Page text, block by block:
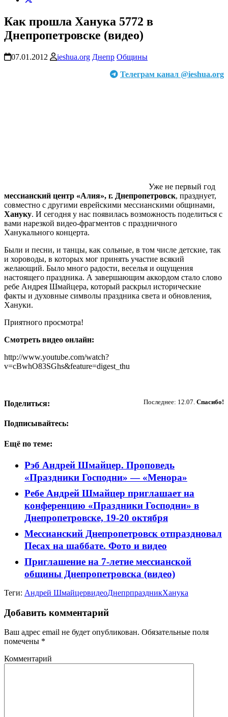
Как прошла Ханука 5772 в
Днепропетровске (видео)
07.01.2012 ieshua.org Днепр Общины
Телеграм канал @ieshua.org
Уже не первый год
мессианский центр «Алия», г. Днепропетровск, празднует,
совместно с другими еврейскими мессианскими общинами,
Хануку. И сегодня у нас появилась возможность поделиться с
вами нарезкой видео-фрагментов с праздничного
Ханукального концерта.
Были и песни, и танцы, как сольные, в том числе детские, так
и хороводы, в которых мог принять участие всякий
желающий. Было много радости, веселья и ощущения
настоящего праздника. А завершающим аккордом стало слово
ребе Андрея Шмайцера, который раскрыл исторические
факты и духовные символы праздника света и обновления,
Хануки.
Приятного просмотра!
Смотреть видео онлайн:
http://www.youtube.com/watch?
v=cBwhO83SGhs&feature=digest_thu
Последнее: 12.07. Спасибо!
Поделиться:
Подписывайтесь:
Ещё по теме:
Рэб Андрей Шмайцер. Проповедь
«Праздники Господни» — «Менора»
Ребе Андрей Шмайцер приглашает на
конференцию «Праздники Господни» в
Днепропетровске, 19-20 октября
Мессианский Днепропетровск отпраздновал
Песах на шаббате. Фото и видео
Приглашение на 7-летие мессианской
общины Днепропетровска (видео)
Теги: Андрей ШмайцервидеоДнепрпраздникХанука
Добавить комментарий
Ваш адрес email не будет опубликован. Обязательные поля
помечены *
Комментарий